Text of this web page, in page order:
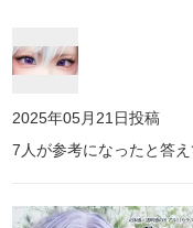
2025年05月21日投稿
7 人が参考になったと答